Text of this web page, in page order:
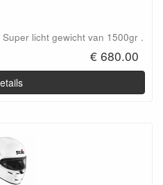
licht gewicht van 1500gr .
€ 680.00